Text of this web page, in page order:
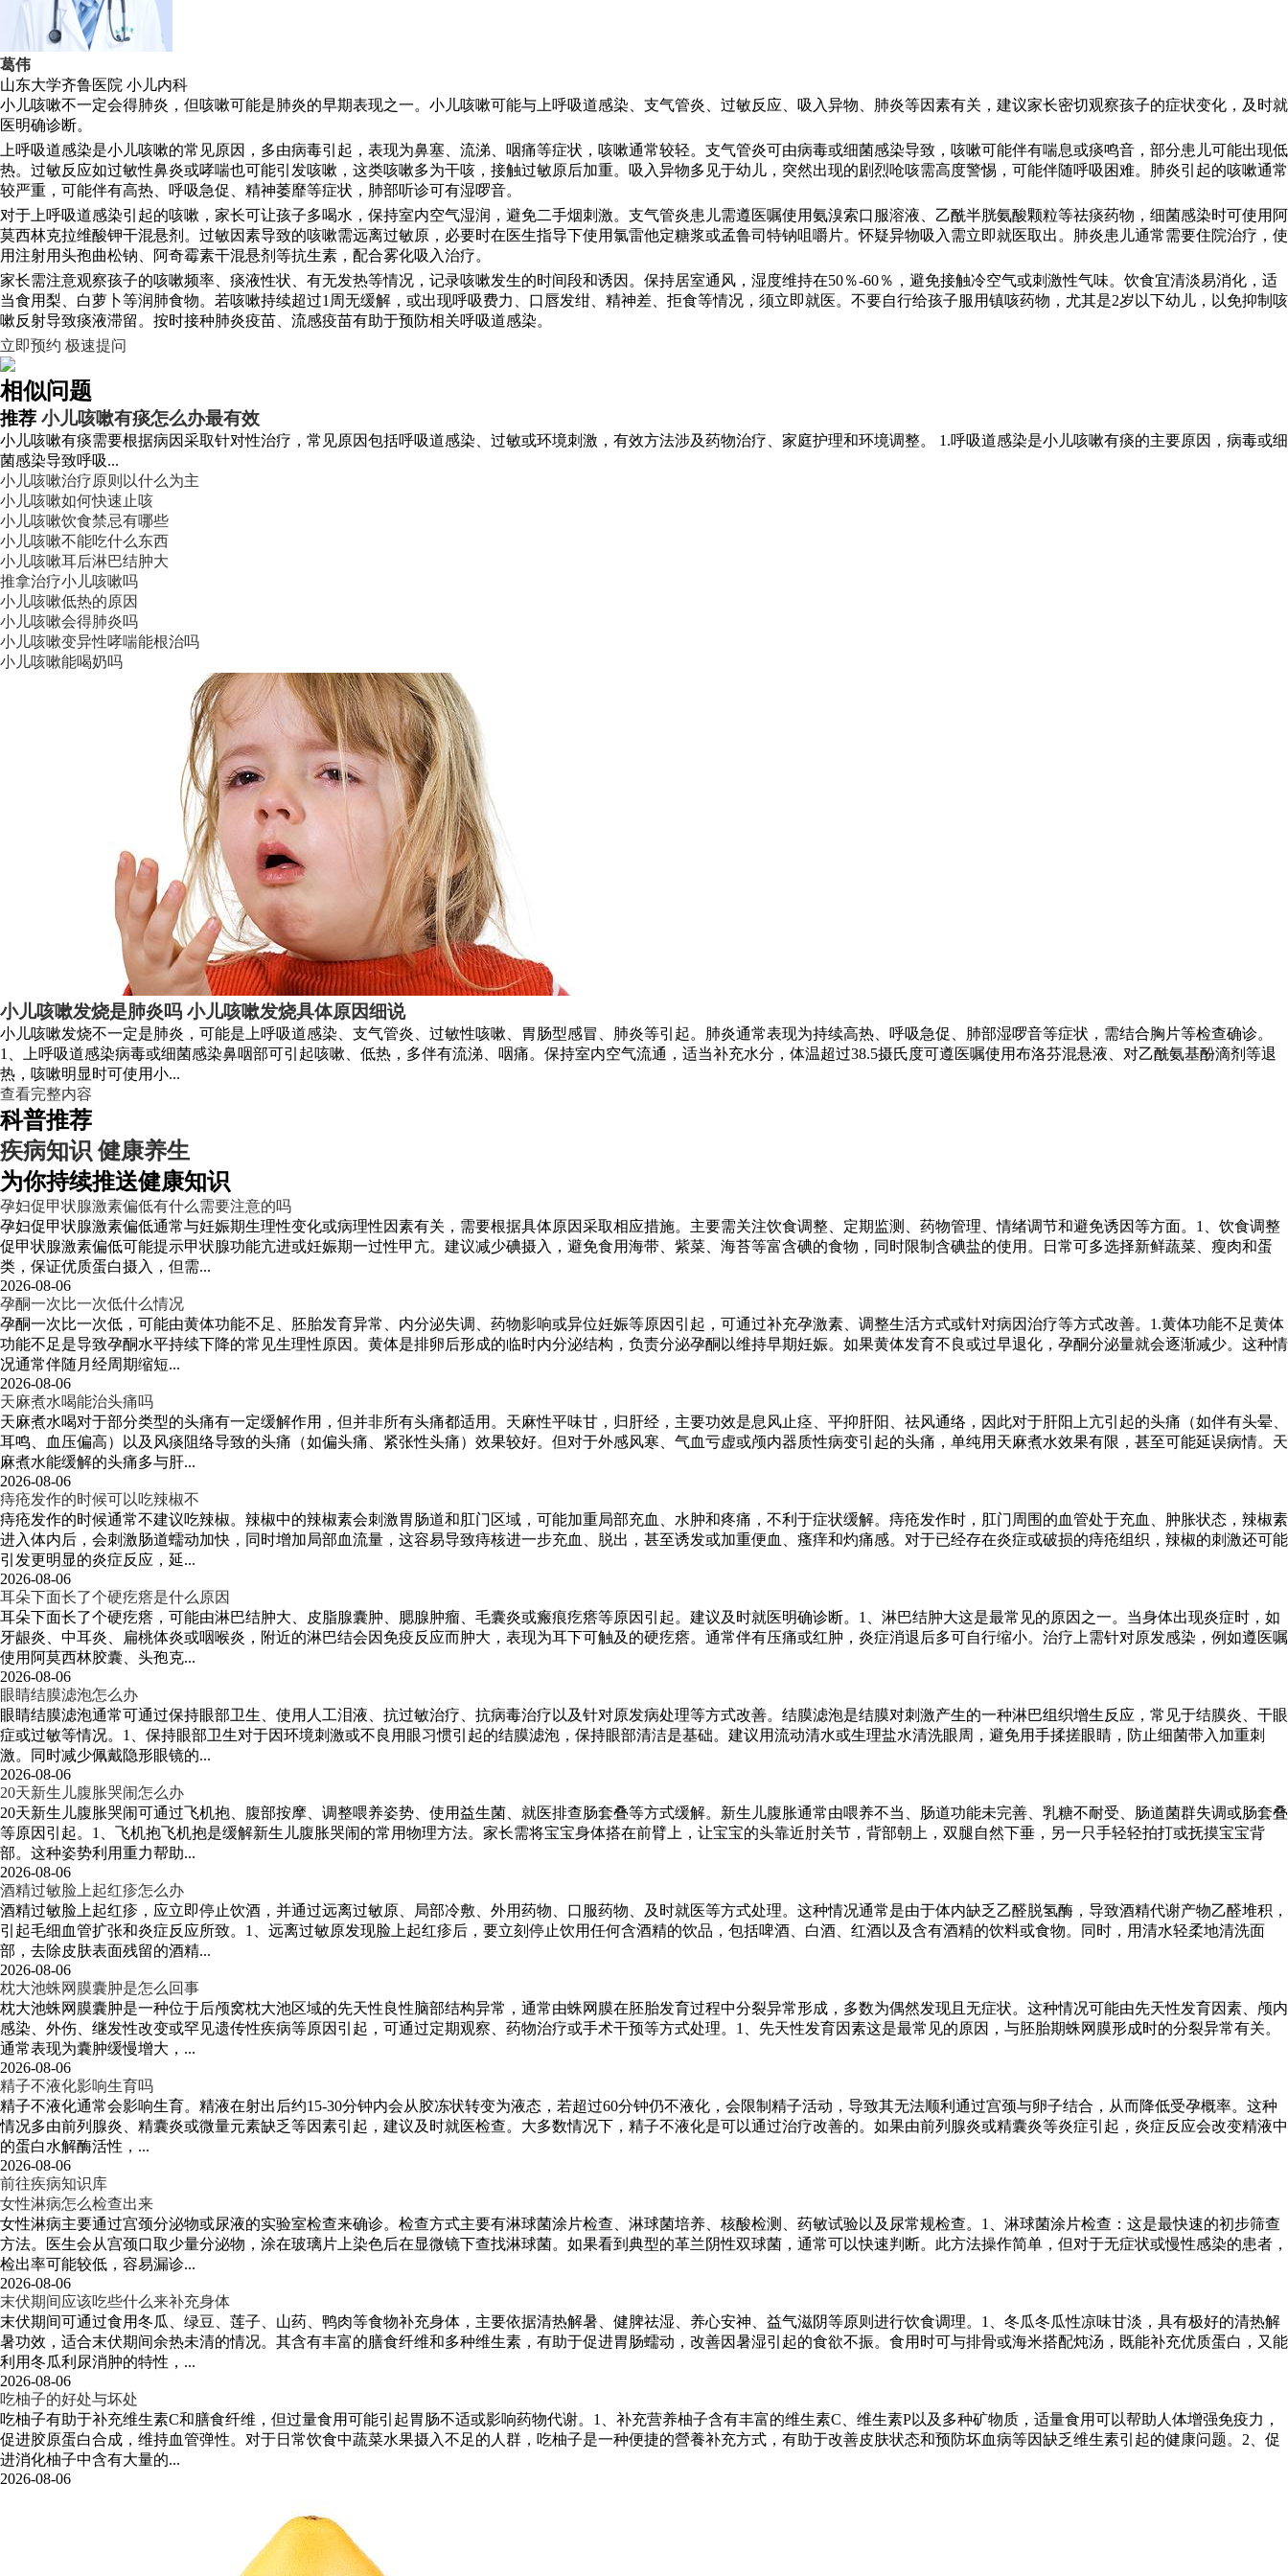
葛伟
山东大学齐鲁医院 小儿内科
小儿咳嗽不一定会得肺炎，但咳嗽可能是肺炎的早期表现之一。小儿咳嗽可能与上呼吸道感染、支气管炎、过敏反应、吸入异物、肺炎等因素有关，建议家长密切观察孩子的症状变化，及时就
医明确诊断。
上呼吸道感染是小儿咳嗽的常见原因，多由病毒引起，表现为鼻塞、流涕、咽痛等症状，咳嗽通常较轻。支气管炎可由病毒或细菌感染导致，咳嗽可能伴有喘息或痰鸣音，部分患儿可能出现低
热。过敏反应如过敏性鼻炎或哮喘也可能引发咳嗽，这类咳嗽多为干咳，接触过敏原后加重。吸入异物多见于幼儿，突然出现的剧烈呛咳需高度警惕，可能伴随呼吸困难。肺炎引起的咳嗽通常
较严重，可能伴有高热、呼吸急促、精神萎靡等症状，肺部听诊可有湿啰音。
对于上呼吸道感染引起的咳嗽，家长可让孩子多喝水，保持室内空气湿润，避免二手烟刺激。支气管炎患儿需遵医嘱使用氨溴索口服溶液、乙酰半胱氨酸颗粒等祛痰药物，细菌感染时可使用阿
莫西林克拉维酸钾干混悬剂。过敏因素导致的咳嗽需远离过敏原，必要时在医生指导下使用氯雷他定糖浆或孟鲁司特钠咀嚼片。怀疑异物吸入需立即就医取出。肺炎患儿通常需要住院治疗，使
用注射用头孢曲松钠、阿奇霉素干混悬剂等抗生素，配合雾化吸入治疗。
家长需注意观察孩子的咳嗽频率、痰液性状、有无发热等情况，记录咳嗽发生的时间段和诱因。保持居室通风，湿度维持在50％-60％，避免接触冷空气或刺激性气味。饮食宜清淡易消化，适
当食用梨、白萝卜等润肺食物。若咳嗽持续超过1周无缓解，或出现呼吸费力、口唇发绀、精神差、拒食等情况，须立即就医。不要自行给孩子服用镇咳药物，尤其是2岁以下幼儿，以免抑制咳
嗽反射导致痰液滞留。按时接种肺炎疫苗、流感疫苗有助于预防相关呼吸道感染。
立即预约 极速提问
相似问题
推荐 小儿咳嗽有痰怎么办最有效
小儿咳嗽有痰需要根据病因采取针对性治疗，常见原因包括呼吸道感染、过敏或环境刺激，有效方法涉及药物治疗、家庭护理和环境调整。 1.呼吸道感染是小儿咳嗽有痰的主要原因，病毒或细
菌感染导致呼吸...
小儿咳嗽治疗原则以什么为主
小儿咳嗽如何快速止咳
小儿咳嗽饮食禁忌有哪些
小儿咳嗽不能吃什么东西
小儿咳嗽耳后淋巴结肿大
推拿治疗小儿咳嗽吗
小儿咳嗽低热的原因
小儿咳嗽会得肺炎吗
小儿咳嗽变异性哮喘能根治吗
小儿咳嗽能喝奶吗
小儿咳嗽发烧是肺炎吗 小儿咳嗽发烧具体原因细说
小儿咳嗽发烧不一定是肺炎，可能是上呼吸道感染、支气管炎、过敏性咳嗽、胃肠型感冒、肺炎等引起。肺炎通常表现为持续高热、呼吸急促、肺部湿啰音等症状，需结合胸片等检查确诊。
1、上呼吸道感染病毒或细菌感染鼻咽部可引起咳嗽、低热，多伴有流涕、咽痛。保持室内空气流通，适当补充水分，体温超过38.5摄氏度可遵医嘱使用布洛芬混悬液、对乙酰氨基酚滴剂等退
热，咳嗽明显时可使用小...
查看完整内容
科普推荐
疾病知识 健康养生
为你持续推送健康知识
孕妇促甲状腺激素偏低有什么需要注意的吗
孕妇促甲状腺激素偏低通常与妊娠期生理性变化或病理性因素有关，需要根据具体原因采取相应措施。主要需关注饮食调整、定期监测、药物管理、情绪调节和避免诱因等方面。1、饮食调整
促甲状腺激素偏低可能提示甲状腺功能亢进或妊娠期一过性甲亢。建议减少碘摄入，避免食用海带、紫菜、海苔等富含碘的食物，同时限制含碘盐的使用。日常可多选择新鲜蔬菜、瘦肉和蛋
类，保证优质蛋白摄入，但需...
2026-08-06
孕酮一次比一次低什么情况
孕酮一次比一次低，可能由黄体功能不足、胚胎发育异常、内分泌失调、药物影响或异位妊娠等原因引起，可通过补充孕激素、调整生活方式或针对病因治疗等方式改善。1.黄体功能不足黄体
功能不足是导致孕酮水平持续下降的常见生理性原因。黄体是排卵后形成的临时内分泌结构，负责分泌孕酮以维持早期妊娠。如果黄体发育不良或过早退化，孕酮分泌量就会逐渐减少。这种情
况通常伴随月经周期缩短...
2026-08-06
天麻煮水喝能治头痛吗
天麻煮水喝对于部分类型的头痛有一定缓解作用，但并非所有头痛都适用。天麻性平味甘，归肝经，主要功效是息风止痉、平抑肝阳、祛风通络，因此对于肝阳上亢引起的头痛（如伴有头晕、
耳鸣、血压偏高）以及风痰阻络导致的头痛（如偏头痛、紧张性头痛）效果较好。但对于外感风寒、气血亏虚或颅内器质性病变引起的头痛，单纯用天麻煮水效果有限，甚至可能延误病情。天
麻煮水能缓解的头痛多与肝...
2026-08-06
痔疮发作的时候可以吃辣椒不
痔疮发作的时候通常不建议吃辣椒。辣椒中的辣椒素会刺激胃肠道和肛门区域，可能加重局部充血、水肿和疼痛，不利于症状缓解。痔疮发作时，肛门周围的血管处于充血、肿胀状态，辣椒素
进入体内后，会刺激肠道蠕动加快，同时增加局部血流量，这容易导致痔核进一步充血、脱出，甚至诱发或加重便血、瘙痒和灼痛感。对于已经存在炎症或破损的痔疮组织，辣椒的刺激还可能
引发更明显的炎症反应，延...
2026-08-06
耳朵下面长了个硬疙瘩是什么原因
耳朵下面长了个硬疙瘩，可能由淋巴结肿大、皮脂腺囊肿、腮腺肿瘤、毛囊炎或瘢痕疙瘩等原因引起。建议及时就医明确诊断。1、淋巴结肿大这是最常见的原因之一。当身体出现炎症时，如
牙龈炎、中耳炎、扁桃体炎或咽喉炎，附近的淋巴结会因免疫反应而肿大，表现为耳下可触及的硬疙瘩。通常伴有压痛或红肿，炎症消退后多可自行缩小。治疗上需针对原发感染，例如遵医嘱
使用阿莫西林胶囊、头孢克...
2026-08-06
眼睛结膜滤泡怎么办
眼睛结膜滤泡通常可通过保持眼部卫生、使用人工泪液、抗过敏治疗、抗病毒治疗以及针对原发病处理等方式改善。结膜滤泡是结膜对刺激产生的一种淋巴组织增生反应，常见于结膜炎、干眼
症或过敏等情况。1、保持眼部卫生对于因环境刺激或不良用眼习惯引起的结膜滤泡，保持眼部清洁是基础。建议用流动清水或生理盐水清洗眼周，避免用手揉搓眼睛，防止细菌带入加重刺
激。同时减少佩戴隐形眼镜的...
2026-08-06
20天新生儿腹胀哭闹怎么办
20天新生儿腹胀哭闹可通过飞机抱、腹部按摩、调整喂养姿势、使用益生菌、就医排查肠套叠等方式缓解。新生儿腹胀通常由喂养不当、肠道功能未完善、乳糖不耐受、肠道菌群失调或肠套叠
等原因引起。1、飞机抱飞机抱是缓解新生儿腹胀哭闹的常用物理方法。家长需将宝宝身体搭在前臂上，让宝宝的头靠近肘关节，背部朝上，双腿自然下垂，另一只手轻轻拍打或抚摸宝宝背
部。这种姿势利用重力帮助...
2026-08-06
酒精过敏脸上起红疹怎么办
酒精过敏脸上起红疹，应立即停止饮酒，并通过远离过敏原、局部冷敷、外用药物、口服药物、及时就医等方式处理。这种情况通常是由于体内缺乏乙醛脱氢酶，导致酒精代谢产物乙醛堆积，
引起毛细血管扩张和炎症反应所致。1、远离过敏原发现脸上起红疹后，要立刻停止饮用任何含酒精的饮品，包括啤酒、白酒、红酒以及含有酒精的饮料或食物。同时，用清水轻柔地清洗面
部，去除皮肤表面残留的酒精...
2026-08-06
枕大池蛛网膜囊肿是怎么回事
枕大池蛛网膜囊肿是一种位于后颅窝枕大池区域的先天性良性脑部结构异常，通常由蛛网膜在胚胎发育过程中分裂异常形成，多数为偶然发现且无症状。这种情况可能由先天性发育因素、颅内
感染、外伤、继发性改变或罕见遗传性疾病等原因引起，可通过定期观察、药物治疗或手术干预等方式处理。1、先天性发育因素这是最常见的原因，与胚胎期蛛网膜形成时的分裂异常有关。
通常表现为囊肿缓慢增大，...
2026-08-06
精子不液化影响生育吗
精子不液化通常会影响生育。精液在射出后约15-30分钟内会从胶冻状转变为液态，若超过60分钟仍不液化，会限制精子活动，导致其无法顺利通过宫颈与卵子结合，从而降低受孕概率。这种
情况多由前列腺炎、精囊炎或微量元素缺乏等因素引起，建议及时就医检查。大多数情况下，精子不液化是可以通过治疗改善的。如果由前列腺炎或精囊炎等炎症引起，炎症反应会改变精液中
的蛋白水解酶活性，...
2026-08-06
前往疾病知识库
女性淋病怎么检查出来
女性淋病主要通过宫颈分泌物或尿液的实验室检查来确诊。检查方式主要有淋球菌涂片检查、淋球菌培养、核酸检测、药敏试验以及尿常规检查。1、淋球菌涂片检查：这是最快速的初步筛查
方法。医生会从宫颈口取少量分泌物，涂在玻璃片上染色后在显微镜下查找淋球菌。如果看到典型的革兰阴性双球菌，通常可以快速判断。此方法操作简单，但对于无症状或慢性感染的患者，
检出率可能较低，容易漏诊...
2026-08-06
末伏期间应该吃些什么来补充身体
末伏期间可通过食用冬瓜、绿豆、莲子、山药、鸭肉等食物补充身体，主要依据清热解暑、健脾祛湿、养心安神、益气滋阴等原则进行饮食调理。1、冬瓜冬瓜性凉味甘淡，具有极好的清热解
暑功效，适合末伏期间余热未清的情况。其含有丰富的膳食纤维和多种维生素，有助于促进胃肠蠕动，改善因暑湿引起的食欲不振。食用时可与排骨或海米搭配炖汤，既能补充优质蛋白，又能
利用冬瓜利尿消肿的特性，...
2026-08-06
吃柚子的好处与坏处
吃柚子有助于补充维生素C和膳食纤维，但过量食用可能引起胃肠不适或影响药物代谢。1、补充营养柚子含有丰富的维生素C、维生素P以及多种矿物质，适量食用可以帮助人体增强免疫力，
促进胶原蛋白合成，维持血管弹性。对于日常饮食中蔬菜水果摄入不足的人群，吃柚子是一种便捷的營養补充方式，有助于改善皮肤状态和预防坏血病等因缺乏维生素引起的健康问题。2、促
进消化柚子中含有大量的...
2026-08-06